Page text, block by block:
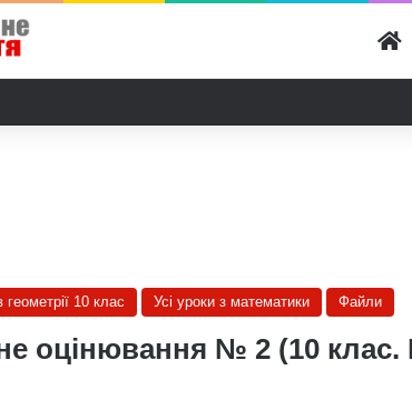
геометрії 10 клас Усі уроки з математики Файли
оцінювання № 2 (10 клас.